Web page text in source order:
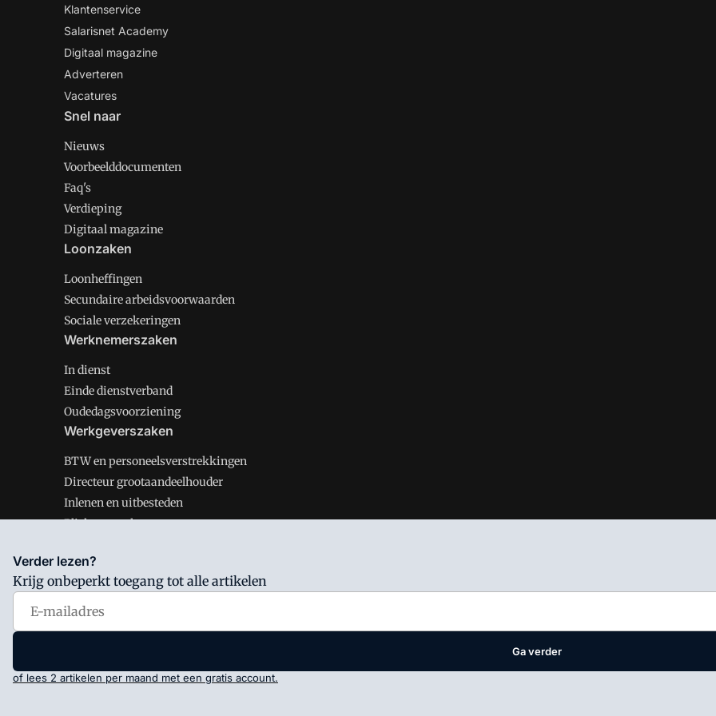
Klantenservice
Salarisnet Academy
Digitaal magazine
Adverteren
Vacatures
Snel naar
Nieuws
Voorbeelddocumenten
Faq's
Verdieping
Digitaal magazine
Loonzaken
Loonheffingen
Secundaire arbeidsvoorwaarden
Sociale verzekeringen
Werknemerszaken
In dienst
Einde dienstverband
Oudedagsvoorziening
Werkgeverszaken
BTW en personeelsverstrekkingen
Directeur grootaandeelhouder
Inlenen en uitbesteden
Plichten werkgever
Salarisnet is onderdeel van VMN media. Lees inons manifestwaar VMN media voor staat. Op gebruik van deze site zijn de
Voorwaarden
Verder lezen?
Krijg onbeperkt toegang tot alle artikelen
Ga verder
of lees 2 artikelen per maand met een gratis account.